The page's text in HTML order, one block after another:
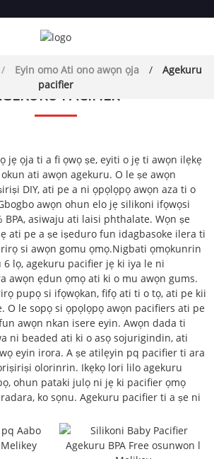
Eyin omo Ati ono awọn ọja
Agekuru
pacifier
PACIFIER
jẹ ọja ti a fi ọwọ ṣe, eyiti o jẹ ti awọn ilẹkẹ
ati awọn agekuru. O le ṣe awọn
DIY, ati pe a ni ọpọlọpọ awọn aza ti o
awọn ohun elo jẹ silikoni ifọwọsi
BPA, asiwaju ati laisi phthalate. Wọn ṣe
ati pe a ṣe iṣeduro fun idagbasoke ilera ti
si awọn gomu ọmọ.Nigbati ọmọkunrin
6 lọ, agekuru pacifier jẹ ki iya le ni
awọn ẹdun ọmọ ati ki o mu awọn gums.
pupọ si ifọwọkan, fifọ ati ti o tọ, ati pe kii
O le sopọ si ọpọlọpọ awọn pacifiers ati pe
awọn nkan isere eyin. Awọn dada ti
ni beaded ati ki o asọ sojurigindin, ati
eyin irora. A ṣe atilẹyin pq pacifier ti ara
olorinrin. Ikẹkọ lori lilo agekuru
ohun pataki julọ ni jẹ ki pacifier ọmọ
ko sọnu. Agekuru pacifier ti a ṣe ni